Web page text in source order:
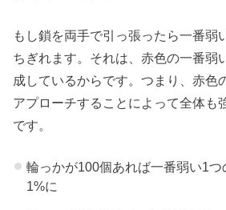
もし鎖を両手で引っ張ったら一番弱
ちぎれます。それは、赤色の一番弱
成しているからです。つまり、赤色
アプローチすることによって全体も
です。
輪っかが100個あれば一番弱い1
1%に